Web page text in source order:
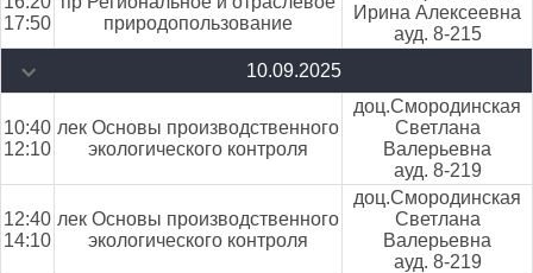
17:50
природопользование
Ирина Алексеевна
ауд. 8-215
10.09.2025
10:40
12:10
лек Основы производственного
экологического контроля
доц.Смородинская
Светлана
Валерьевна
ауд. 8-219
12:40
14:10
лек Основы производственного
экологического контроля
доц.Смородинская
Светлана
Валерьевна
ауд. 8-219